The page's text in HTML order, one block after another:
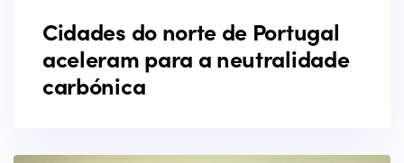
Cidades do norte de Portugal
aceleram para a neutralidade
carbónica